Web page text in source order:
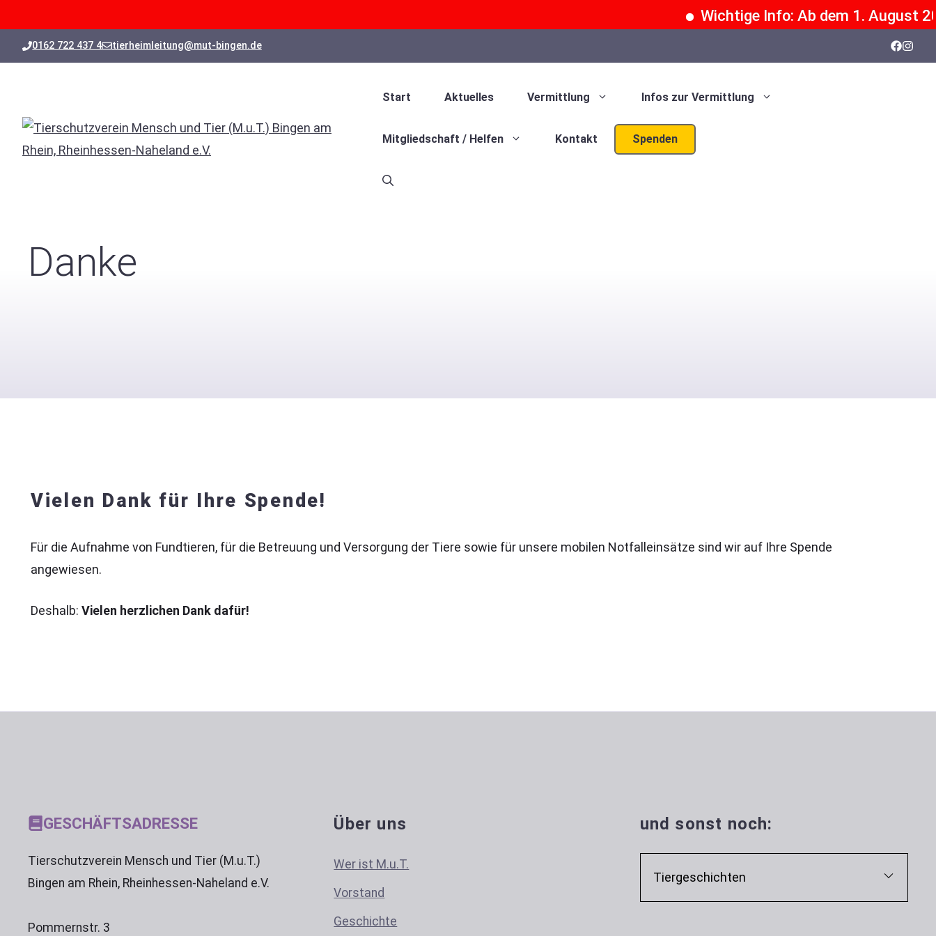
Wichtige Info: Ab dem 1. August
Inhalt
0162 722 437 4 tierheimleitung@mut-bingen.de
Start Aktuelles Vermittlung Infos zur Vermittlung
Mitgliedschaft / Helfen Kontakt Spenden
Danke
Vielen Dank für Ihre Spende!
Für die Aufnahme von Fundtieren, für die Betreuung und Versorgung der Tiere sowie für unsere mobilen Notfalleinsätze sind wir auf Ihre Spende
angewiesen.
Deshalb: Vielen herzlichen Dank dafür!
GESCHÄFTSADRESSE
Tierschutzverein Mensch und Tier (M.u.T.)
Bingen am Rhein, Rheinhessen-Naheland e.V.
Pommernstr. 3
Über uns
Wer ist M.u.T.
Vorstand
Geschichte
und sonst noch:
Tiergeschichten